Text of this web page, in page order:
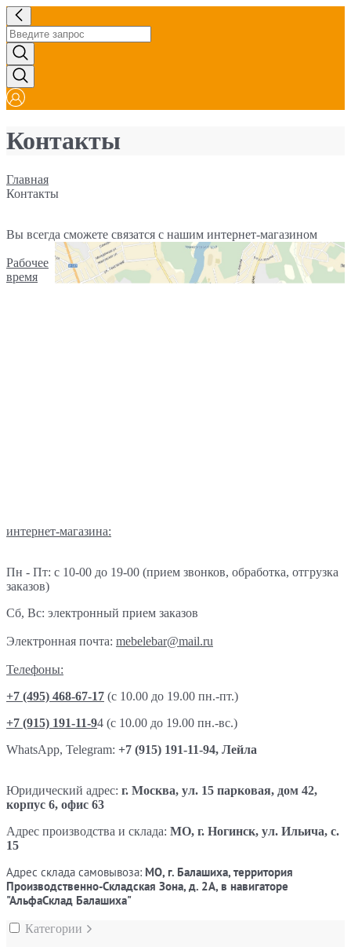
Контакты
Главная
Контакты
Вы всегда сможете связатся с нашим интернет-магазином
Рабочее
время
интернет-магазина:
Пн - Пт: с 10-00 до 19-00 (прием звонков, обработка, отгрузка
заказов)
Сб, Вс: электронный прием заказов
Электронная почта: mebelebar@mail.ru
Телефоны:
+7 (495) 468-67-17 (c 10.00 до 19.00 пн.-пт.)
+7 (915) 191-11-94 (с 10.00 до 19.00 пн.-вс.)
WhatsApp, Telegram: +7 (915) 191-11-94, Лейла
Юридический адрес: г. Москва, ул. 15 парковая, дом 42,
корпус 6, офис 63
Адрес производства и склада: МО, г. Ногинск, ул. Ильича, с.
15
Адрес склада самовывоза: МО, г. Балашиха, территория
Производственно-Складская Зона, д. 2А, в навигаторе
"АльфаСклад Балашиха"
Категории